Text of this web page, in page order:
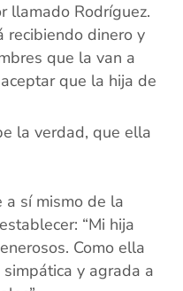
llamado Rodríguez.
recibiendo dinero y
que la van a
que la hija de
la verdad, que ella
a sí mismo de la
“Mi hija
Como ella
y agrada a